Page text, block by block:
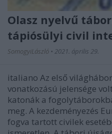
Olasz nyelvű
tápiósülyi civil
SomogyiLászló • 2021. április 29.
italiano Az első
vonatkozású jelensége
katonák a
meg. A kezdeményezés
fogva tartott civilek